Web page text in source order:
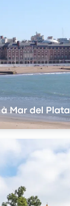
à Mar del Plata